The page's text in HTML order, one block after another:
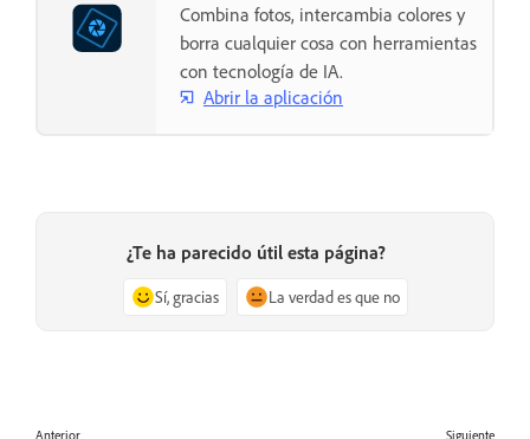
Combina fotos, intercambia colores y
borra cualquier cosa con herramientas
con tecnología de IA.
Abrir la aplicación
¿Te ha parecido útil esta página?
Sí, gracias La verdad es que no
Anterior Siguiente